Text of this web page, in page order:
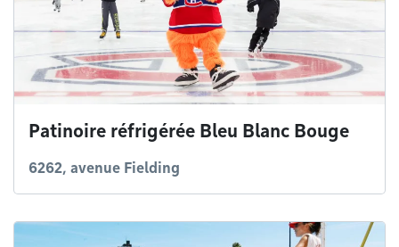
Patinoire réfrigérée Bleu Blanc Bouge
6262, avenue Fielding